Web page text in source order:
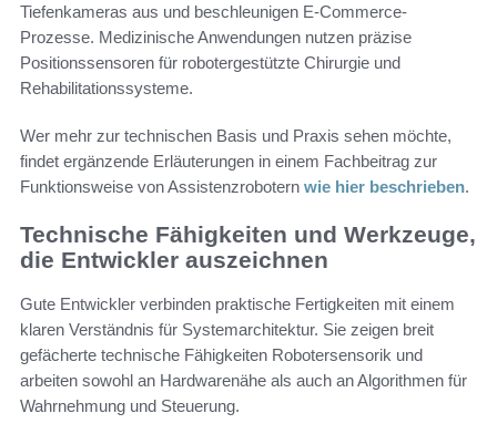
Tiefenkameras aus und beschleunigen E‑Commerce-
Prozesse. Medizinische Anwendungen nutzen präzise
Positionssensoren für robotergestützte Chirurgie und
Rehabilitationssysteme.
Wer mehr zur technischen Basis und Praxis sehen möchte,
findet ergänzende Erläuterungen in einem Fachbeitrag zur
Funktionsweise von Assistenzrobotern wie hier beschrieben.
Technische Fähigkeiten und Werkzeuge,
die Entwickler auszeichnen
Gute Entwickler verbinden praktische Fertigkeiten mit einem
klaren Verständnis für Systemarchitektur. Sie zeigen breit
gefächerte technische Fähigkeiten Robotersensorik und
arbeiten sowohl an Hardwarenähe als auch an Algorithmen für
Wahrnehmung und Steuerung.